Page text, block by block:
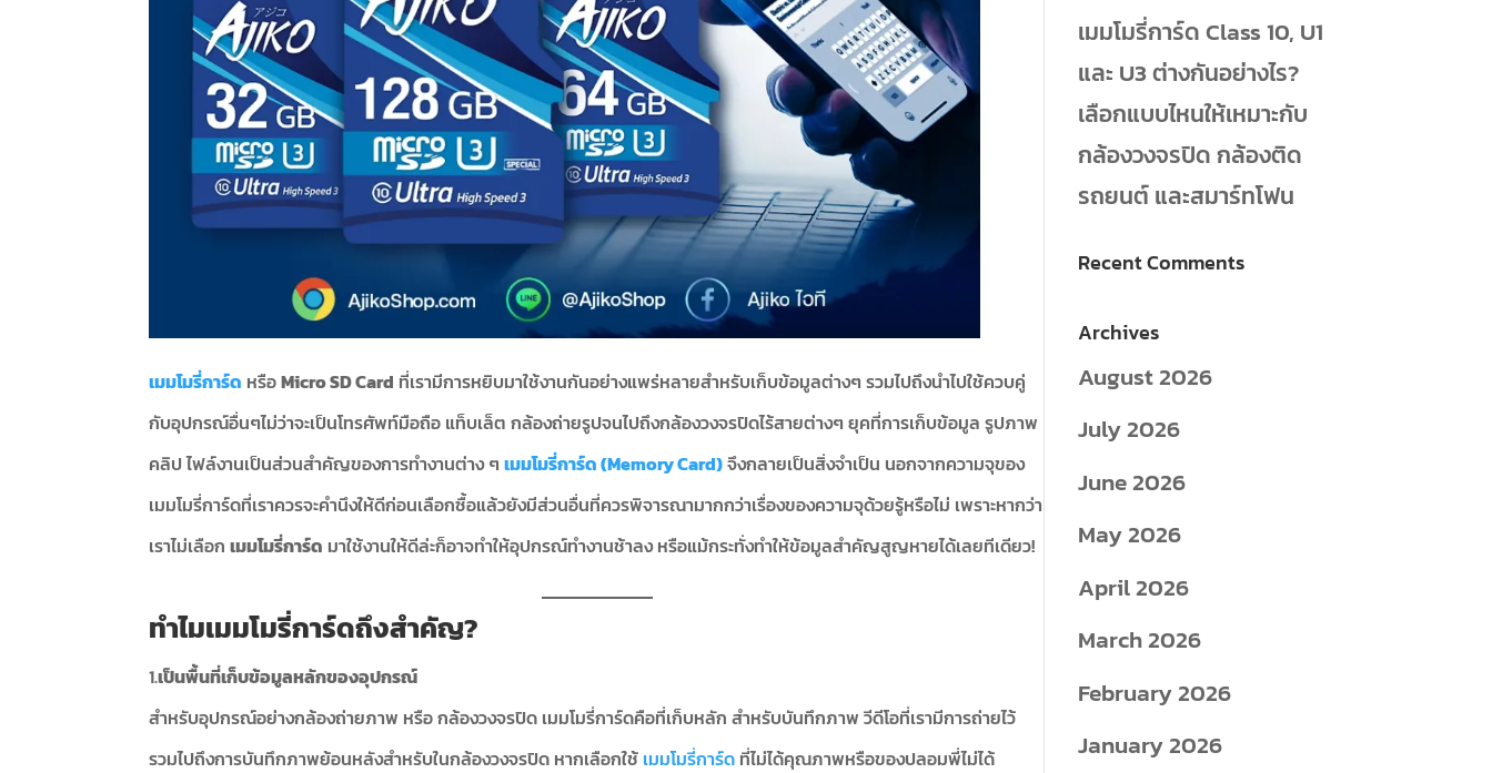
เมมโมรี่การ์ด หรือMicro SD Card ที่เรามีการหยิบมาใช้งานกันอย่างแพร่หลายสำหรับเก็บข้อมูลต่างๆ รวมไปถึงนำไปใช้ควบคู่
กับอุปกรณ์อื่นๆไม่ว่าจะเป็นโทรศัพท์มือถือ แท็บเล็ต กล้องถ่ายรูปจนไปถึงกล้องวงจรปิดไร้สายต่างๆ ยุคที่การเก็บข้อมูล รูปภาพ
คลิป ไฟล์งานเป็นส่วนสำคัญของการทำงานต่าง ๆเมมโมรี่การ์ด (Memory Card)จึงกลายเป็นสิ่งจำเป็น นอกจากความจุของ
เมมโมรี่การ์ดที่เราควรจะคำนึงให้ดีก่อนเลือกซื้อแล้วยังมีส่วนอื่นที่ควรพิจารณามากกว่าเรื่องของความจุด้วยรู้หรือไม่ เพราะหากว่า
เราไม่เลือกเมมโมรี่การ์ด มาใช้งานให้ดีล่ะก็อาจทำให้อุปกรณ์ทำงานช้าลง หรือแม้กระทั่งทำให้ข้อมูลสำคัญสูญหายได้เลยทีเดียว!
ทำไมเมมโมรี่การ์ดถึงสำคัญ?
1.เป็นพื้นที่เก็บข้อมูลหลักของอุปกรณ์
สำหรับอุปกรณ์อย่างกล้องถ่ายภาพ หรือ กล้องวงจรปิด เมมโมรี่การ์ดคือที่เก็บหลัก สำหรับบันทึกภาพ วีดีโอที่เรามีการถ่ายไว้
รวมไปถึงการบันทึกภาพย้อนหลังสำหรับในกล้องวงจรปิด หากเลือกใช้ เมมโมรี่การ์ด ที่ไม่ได้คุณภาพหรือของปลอมพี่ไม่ได้
เมมโมรี่การ์ด Class 10, U1
และ U3 ต่างกันอย่างไร?
เลือกแบบไหนให้เหมาะกับ
กล้องวงจรปิด กล้องติด
รถยนต์ และสมาร์ทโฟน
Recent Comments
Archives
August 2026
July 2026
June 2026
May 2026
April 2026
March 2026
February 2026
January 2026